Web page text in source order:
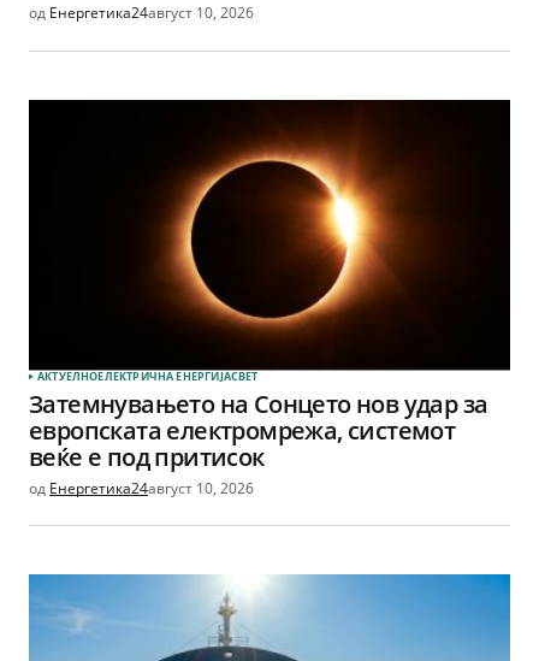
од Енергетика24август 10, 2026
АКТУЕЛНОЕЛЕКТРИЧНА ЕНЕРГИЈАСВЕТ
Затемнувањето на Сонцето нов удар за
европската електромрежа, системот
веќе е под притисок
од Енергетика24август 10, 2026